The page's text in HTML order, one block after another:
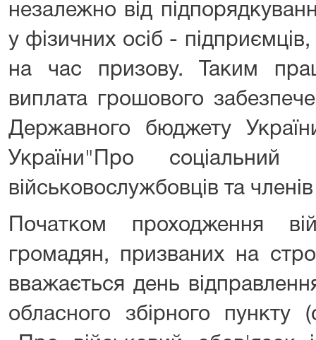
незалежно від
у фізичних осіб -
на час призову. Таким
виплата грошового
Державного бюджету
України"Про
військовослужбовців та
Початком проходження
громадян, призваних на
вважається день
обласного збірного пункту